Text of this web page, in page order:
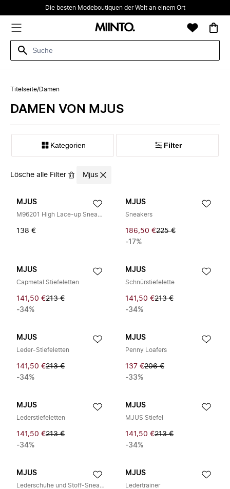
Die besten Modeboutiquen der Welt an einem Ort
Titelseite/Damen
DAMEN VON MJUS
Kategorien Filter
Lösche alle Filter Mjus
MJUS
M96201 High Lace-up Sneakers
138 €
MJUS
Sneakers
186,50 €225 €
-17%
MJUS
Capmetal Stiefeletten
141,50 €213 €
-34%
MJUS
Schnürstiefelette
141,50 €213 €
-34%
MJUS
Leder-Stiefeletten
141,50 €213 €
-34%
MJUS
Penny Loafers
137 €206 €
-33%
MJUS
Lederstiefeletten
141,50 €213 €
-34%
MJUS
MJUS Stiefel
141,50 €213 €
-34%
MJUS
Lederschuhe und Stoff-Sneaker
MJUS
Ledertrainer